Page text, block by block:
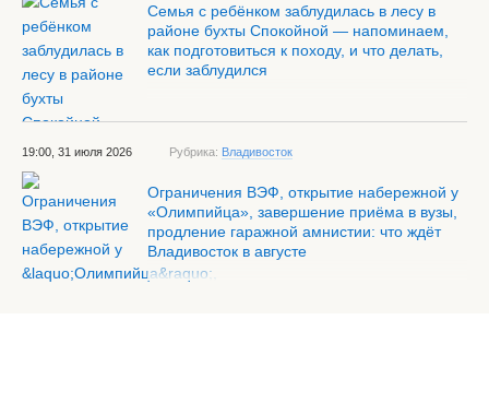
Семья с ребёнком заблудилась в лесу в
районе бухты Спокойной — напоминаем,
как подготовиться к походу, и что делать,
если заблудился
19:00, 31 июля 2026 Рубрика: Владивосток
Ограничения ВЭФ, открытие набережной у
«Олимпийца», завершение приёма в вузы,
продление гаражной амнистии: что ждёт
Владивосток в августе